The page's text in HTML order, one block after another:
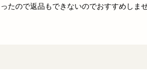
ったので返品もできないのでおすすめしませ